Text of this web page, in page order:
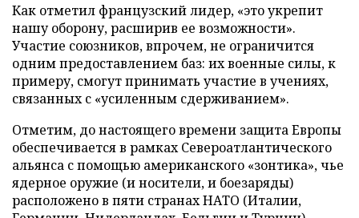
Как отметил французский лидер, «это укрепит
нашу оборону, расширив ее возможности».
Участие союзников, впрочем, не ограничится
одним предоставлением баз: их военные силы, к
примеру, смогут принимать участие в учениях,
связанных с «усиленным сдерживанием».
Отметим, до настоящего времени защита Европы
обеспечивается в рамках Североатлантического
альянса с помощью американского «зонтика», чье
ядерное оружие (и носители, и боезаряды)
расположено в пяти странах НАТО (Италии,